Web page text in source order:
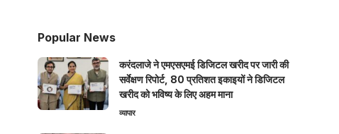
Popular News
करंदलाजे ने एमएसएमई डिजिटल खरीद पर जारी की
सर्वेक्षण रिपोर्ट, 80 प्रतिशत इकाइयों ने डिजिटल
खरीद को भविष्य के लिए अहम माना
व्यापार